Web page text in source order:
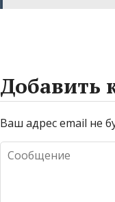
Добавить
Ваш адрес email не